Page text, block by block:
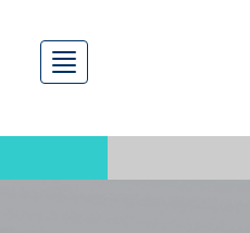
Menú